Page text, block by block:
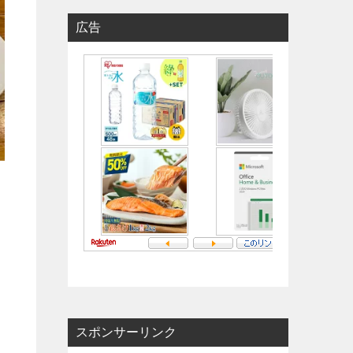
広告
スポンサーリンク